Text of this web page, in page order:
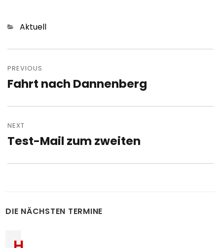
Categories
Aktuell
navigation
PREVIOUS
Previous
Fahrt nach Dannenberg
NEXT
Next
Test-Mail zum zweiten
DIE NÄCHSTEN TERMINE